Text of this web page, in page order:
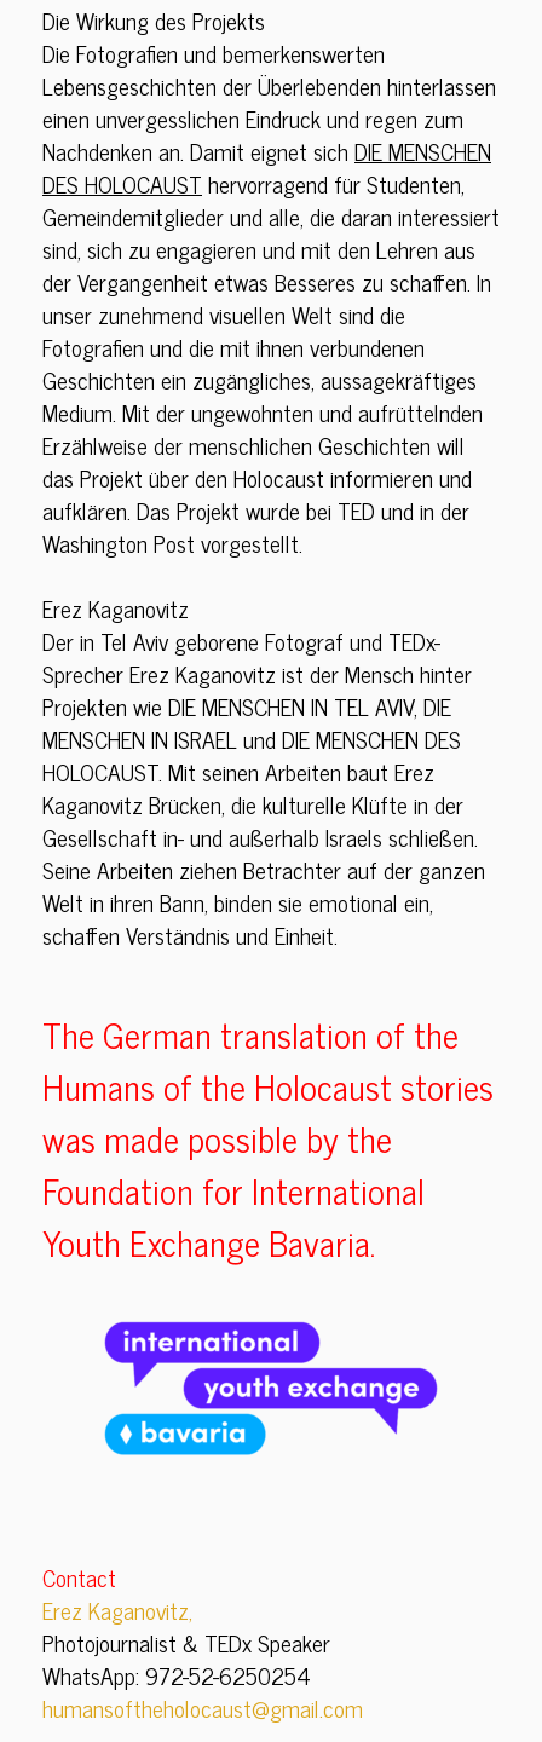
Die Wirkung des Projekts
Die Fotografien und bemerkenswerten
Lebensgeschichten der Überlebenden hinterlassen
einen unvergesslichen Eindruck und regen zum
Nachdenken an. Damit eignet sichDIE MENSCHEN
DES HOLOCAUSThervorragend für Studenten,
Gemeindemitglieder und alle, die daran interessiert
sind, sich zu engagieren und mit den Lehren aus
der Vergangenheit etwas Besseres zu schaffen. In
unser zunehmend visuellen Welt sind die
Fotografien und die mit ihnen verbundenen
Geschichten ein zugängliches, aussagekräftiges
Medium. Mit der ungewohnten und aufrüttelnden
Erzählweise der menschlichen Geschichten will
das Projekt über den Holocaust informieren und
aufklären. Das Projekt wurde bei TED und in der
Washington Post vorgestellt.
Erez Kaganovitz
Der in Tel Aviv geborene Fotograf und TEDx-
Sprecher Erez Kaganovitz ist der Mensch hinter
Projekten wie DIE MENSCHEN IN TEL AVIV, DIE
MENSCHEN IN ISRAEL und DIE MENSCHEN DES
HOLOCAUST. Mit seinen Arbeiten baut Erez
Kaganovitz Brücken, die kulturelle Klüfte in der
Gesellschaft in- und außerhalb Israels schließen.
Seine Arbeiten ziehen Betrachter auf der ganzen
Welt in ihren Bann, binden sie emotional ein,
schaffen Verständnis und Einheit.
The German translation of the
Humans of the Holocaust stories
was made possible by the
Foundation for International
Youth Exchange Bavaria.
Contact
Erez Kaganovitz,
Photojournalist & TEDx Speaker
WhatsApp: 972-52-6250254
humansoftheholocaust@gmail.com